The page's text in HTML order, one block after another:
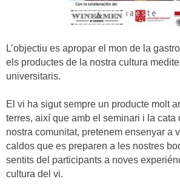
L’objectiu es apropar el mon de la
els productes de la nostra cultura
universitaris.
El vi ha sigut sempre un producte molt
terres, així que amb el seminari i la cata
nostra comunitat, pretenem ensenyar a
caldos que es preparen a les nostres
sentits del participants a noves
cultura del vi.